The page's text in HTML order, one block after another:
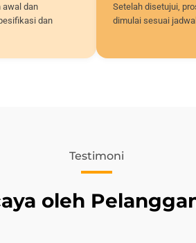
awal dan
dan
Setelah disetujui,
dimulai sesuai
Testimoni
oleh